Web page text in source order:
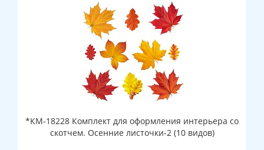
*КМ-18228 Комплект для оформления интерьера со
скотчем. Осенние листочки-2 (10 видов)